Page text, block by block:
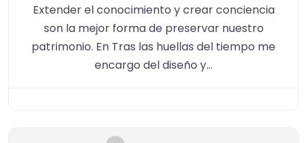
Extender el conocimiento y crear conciencia
son la mejor forma de preservar nuestro
patrimonio. En Tras las huellas del tiempo me
encargo del diseño y…